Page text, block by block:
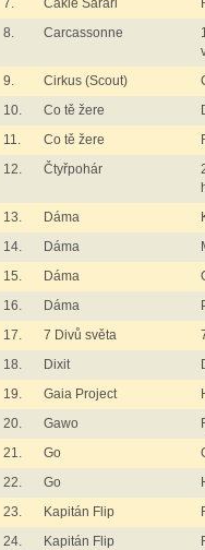
7.
Cáklé Sarari
8.
Carcassonne
9. Cirkus (Scout)
10.
Co tě žere
11.
Co tě žere
12.
Čtyřpohár
13. Dáma
14.
Dáma
15.
Dáma
16.
Dáma
17.
7 Divů světa
18.
Dixit
19.
Gaia Project
20.
Gawo
21.
Go
22.
Go
23.
Kapitán Flip
24.
Kapitán Flip